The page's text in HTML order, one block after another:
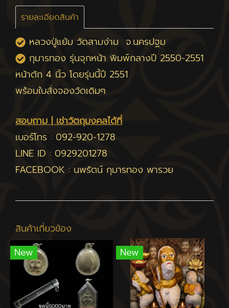
รายละเอียดสินค้า
หลวงปู่แย้ม วัดสามง่าม จ.นครปฐม
กุมารทอง รุ่นจุกหน้า พิมพ์กลางปี 2550-2551
หน้าตัก 4 นิ้ว โดยรุ่นนี้ปี 2551
พร้อมใบสั่งจองวัดเดิมๆ
สอบถาม | เช่าวัตถุมงคลได้ที่
เบอร์โทร : 092-920-1278
LINE ID : 0929201278
FACEBOOK : นพรัตน์ กุมารทอง พารวย
สินค้าเกี่ยวข้อง
New
New